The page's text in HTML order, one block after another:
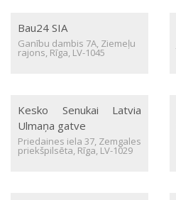
Bau24 SIA
Ganību dambis 7A, Ziemeļu
rajons, Rīga, LV-1045
Kesko Senukai Latvia
Ulmaņa gatve
Priedaines iela 37, Zemgales
priekšpilsēta, Rīga, LV-1029